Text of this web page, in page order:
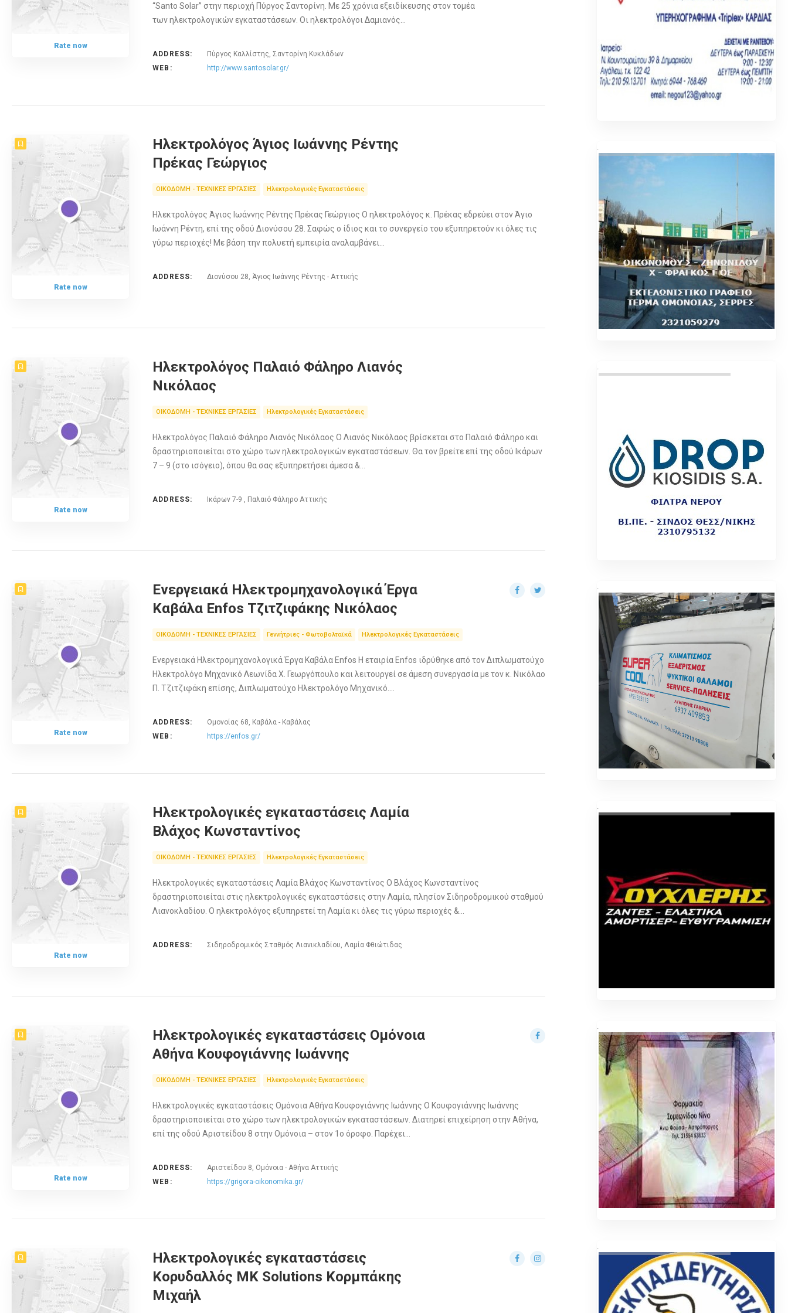
Rate now
“Santo Solar” στην περιοχή Πύργος Σαντορίνη. Με 25 χρόνια εξειδίκευσης στον τομέα
των ηλεκτρολογικών εγκαταστάσεων. Οι ηλεκτρολόγοι Δαμιανός…
ADDRESS:
Πύργος Καλλίστης, Σαντορίνη Κυκλάδων
WEB:
http://www.santosolar.gr/
Rate now
Ηλεκτρολόγος Άγιος Ιωάννης Ρέντης
Πρέκας Γεώργιος
ΟΙΚΟΔΟΜΗ - ΤΕΧΝΙΚΕΣ ΕΡΓΑΣΙΕΣ Ηλεκτρολογικές Εγκαταστάσεις
Ηλεκτρολόγος Άγιος Ιωάννης Ρέντης Πρέκας Γεώργιος Ο ηλεκτρολόγος κ. Πρέκας εδρεύει στον Άγιο
Ιωάννη Ρέντη, επί της οδού Διονύσου 28. Σαφώς ο ίδιος και το συνεργείο του εξυπηρετούν κι όλες τις
γύρω περιοχές! Με βάση την πολυετή εμπειρία αναλαμβάνει…
ADDRESS: Διονύσου 28, Άγιος Ιωάννης Ρέντης - Αττικής
Rate now
Ηλεκτρολόγος Παλαιό Φάληρο Λιανός
Νικόλαος
ΟΙΚΟΔΟΜΗ - ΤΕΧΝΙΚΕΣ ΕΡΓΑΣΙΕΣ Ηλεκτρολογικές Εγκαταστάσεις
Ηλεκτρολόγος Παλαιό Φάληρο Λιανός Νικόλαος Ο Λιανός Νικόλαος βρίσκεται στο Παλαιό Φάληρο και
δραστηριοποιείται στο χώρο των ηλεκτρολογικών εγκαταστάσεων. Θα τον βρείτε επί της οδού Ικάρων
7 – 9 (στο ισόγειο), όπου θα σας εξυπηρετήσει άμεσα &…
ADDRESS: Ικάρων 7-9 , Παλαιό Φάληρο Αττικής
Rate now
Ενεργειακά Ηλεκτρομηχανολογικά Έργα
Καβάλα Enfos Τζιτζιφάκης Νικόλαος
ΟΙΚΟΔΟΜΗ - ΤΕΧΝΙΚΕΣ ΕΡΓΑΣΙΕΣ Γεννήτριες - Φωτοβολταϊκά Ηλεκτρολογικές Εγκαταστάσεις
Ενεργειακά Ηλεκτρομηχανολογικά Έργα Καβάλα Enfos Η εταιρία Enfos ιδρύθηκε από τον Διπλωματούχο
Ηλεκτρολόγο Μηχανικό Λεωνίδα Χ. Γεωργόπουλο και λειτουργεί σε άμεση συνεργασία με τον κ. Νικόλαο
Π. Τζιτζιφάκη επίσης, Διπλωματούχο Ηλεκτρολόγο Μηχανικό.…
ADDRESS:
Ομονοίας 68, Καβάλα - Καβάλας
WEB:
https://enfos.gr/
Rate now
Ηλεκτρολογικές εγκαταστάσεις Λαμία
Βλάχος Κωνσταντίνος
ΟΙΚΟΔΟΜΗ - ΤΕΧΝΙΚΕΣ ΕΡΓΑΣΙΕΣ Ηλεκτρολογικές Εγκαταστάσεις
Ηλεκτρολογικές εγκαταστάσεις Λαμία Βλάχος Κωνσταντίνος Ο Βλάχος Κωνσταντίνος
δραστηριοποιείται στις ηλεκτρολογικές εγκαταστάσεις στην Λαμία, πλησίον Σιδηροδρομικού σταθμού
Λιανοκλαδίου. Ο ηλεκτρολόγος εξυπηρετεί τη Λαμία κι όλες τις γύρω περιοχές &…
ADDRESS: Σιδηροδρομικός Σταθμός Λιανικλαδίου, Λαμία Φθιώτιδας
Rate now
Ηλεκτρολογικές εγκαταστάσεις Ομόνοια
Αθήνα Κουφογιάννης Ιωάννης
ΟΙΚΟΔΟΜΗ - ΤΕΧΝΙΚΕΣ ΕΡΓΑΣΙΕΣ Ηλεκτρολογικές Εγκαταστάσεις
Ηλεκτρολογικές εγκαταστάσεις Ομόνοια Αθήνα Κουφογιάννης Ιωάννης Ο Κουφογιάννης Ιωάννης
δραστηριοποιείται στο χώρο των ηλεκτρολογικών εγκαταστάσεων. Διατηρεί επιχείρηση στην Αθήνα,
επί της οδού Αριστείδου 8 στην Ομόνοια – στον 1ο όροφο. Παρέχει…
ADDRESS:
Αριστείδου 8, Ομόνοια - Αθήνα Αττικής
WEB:
https://grigora-oikonomika.gr/
Ηλεκτρολογικές εγκαταστάσεις
Κορυδαλλός MK Solutions Κορμπάκης
Μιχαήλ
.
.
.
.
.
.